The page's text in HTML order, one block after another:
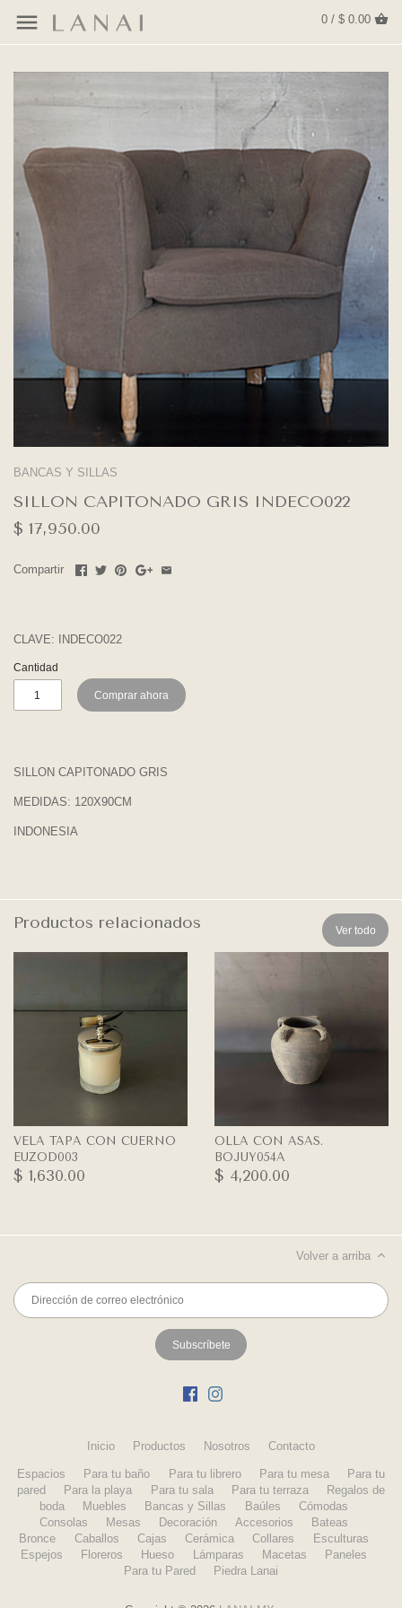
0 / $ 0.00
BANCAS Y SILLAS
SILLON CAPITONADO GRIS INDECO022
$ 17,950.00
Compartir
CLAVE: INDECO022
Cantidad
Comprar ahora
SILLON CAPITONADO GRIS
MEDIDAS: 120X90CM
INDONESIA
Productos relacionados Ver todo
VELA TAPA CON CUERNO
EUZOD003
$ 1,630.00
OLLA CON ASAS.
BOJUY054A
$ 4,200.00
Volver a arriba
Inicio Productos Nosotros Contacto
Espacios Para tu baño Para tu librero Para tu mesa
Para tu
pared
Para la playa Para tu sala Para tu terraza
Regalos de
boda
Muebles Bancas y Sillas Baúles
Cómodas
Consolas
Mesas Decoración Accesorios
Bateas
Bronce
Caballos Cajas Cerámica Collares
Esculturas
Espejos
Floreros Hueso Lámparas Macetas
Paneles
Para tu Pared
Piedra Lanai